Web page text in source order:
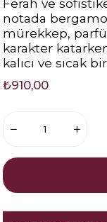
Ferah ve
notada
mürekkep,
karakter
kalıcı ve sıcak
₺910,00